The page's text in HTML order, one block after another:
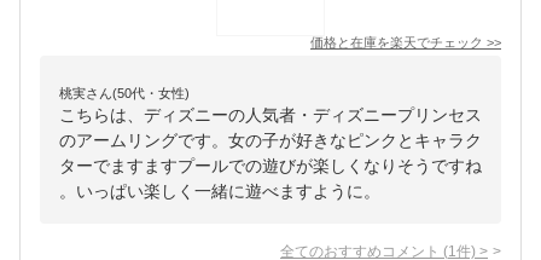
価格と在庫を楽天でチェック >>
桃実さん(50代・女性)
こちらは、ディズニーの人気者・ディズニープリンセス
のアームリングです。女の子が好きなピンクとキャラク
ターでますますプールでの遊びが楽しくなりそうですね
。いっぱい楽しく一緒に遊べますように。
全てのおすすめコメント (1 件) >